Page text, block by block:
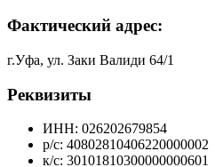
Фактический адрес:
г.Уфа, ул. Заки Валиди 64/1
Реквизиты
ИНН: 026202679854
р/с: 40802810406220000002
к/с: 30101810300000000601